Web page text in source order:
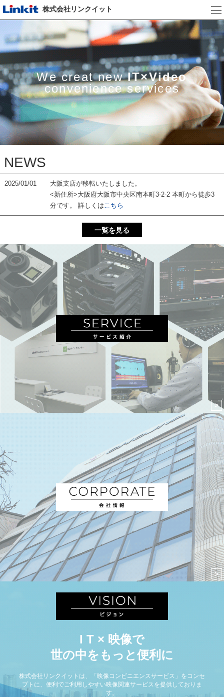
株式会社リンクイット
We creat newIT×Video
convenience services
NEWS
2025/01/01
大阪支店が移転いたしました。
<新住所>大阪府大阪市中央区南本町3-2-2 本町から徒歩3
分です。 詳しくはこちら
一覧を見る
I T × 映像で
世の中をもっと便利に
株式会社リンクイットは、「映像コンビニエンスサービス」をコンセ
プトに、便利でご利用しやすい映像関連サービスを提供しておりま
す。